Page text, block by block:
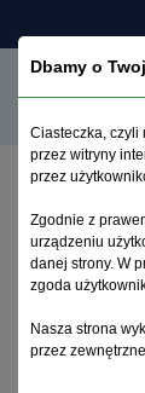
Wpływ
funkcje
Dbamy o
Ciasteczka, czyli
przez witryny
przez
Zgodnie z
urządzeniu
danej strony. W
zgoda
Nasza strona
przez